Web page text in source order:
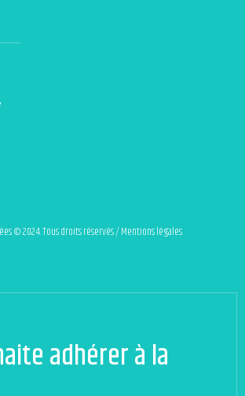
© 2024. Tous droits réservés / Mentions légales
adhérer à la